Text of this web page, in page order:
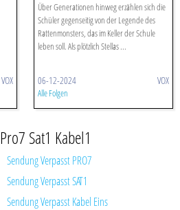
VOX
Über Generationen hinweg erzählen sich die
Schüler gegenseitig von der Legende des
Rattenmonsters, das im Keller der Schule
leben soll. Als plötzlich Stellas ...
06-12-2024 VOX
Alle Folgen
Pro7 Sat1 Kabel1
Sendung Verpasst PRO7
Sendung Verpasst SAT1
Sendung Verpasst Kabel Eins